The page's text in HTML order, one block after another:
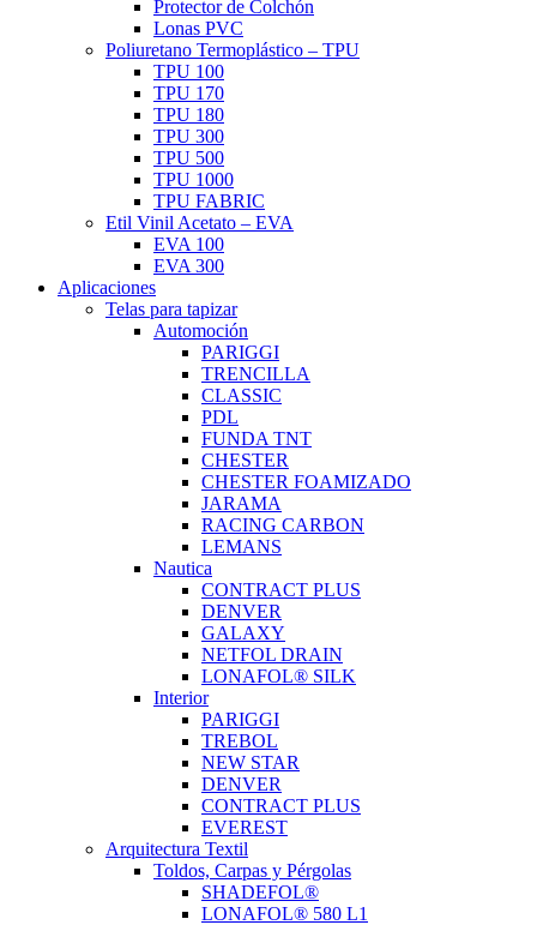
Protector de Colchón
Lonas PVC
Poliuretano Termoplástico – TPU
TPU 100
TPU 170
TPU 180
TPU 300
TPU 500
TPU 1000
TPU FABRIC
Etil Vinil Acetato – EVA
EVA 100
EVA 300
Aplicaciones
Telas para tapizar
Automoción
PARIGGI
TRENCILLA
CLASSIC
PDL
FUNDA TNT
CHESTER
CHESTER FOAMIZADO
JARAMA
RACING CARBON
LEMANS
Nautica
CONTRACT PLUS
DENVER
GALAXY
NETFOL DRAIN
LONAFOL® SILK
Interior
PARIGGI
TREBOL
NEW STAR
DENVER
CONTRACT PLUS
EVEREST
Arquitectura Textil
Toldos, Carpas y Pérgolas
SHADEFOL®
LONAFOL® 580 L1